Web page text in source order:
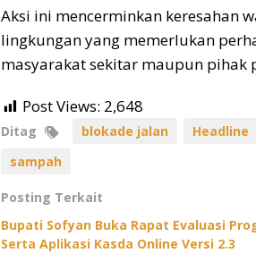
Aksi ini mencerminkan keresahan
lingkungan yang memerlukan
masyarakat sekitar maupun pihak
Post Views: 2,648
Ditag blokade jalan Headline
sampah
Posting Terkait
Bupati Sofyan Buka Rapat Evaluasi
Serta Aplikasi Kasda Online Versi 2.3